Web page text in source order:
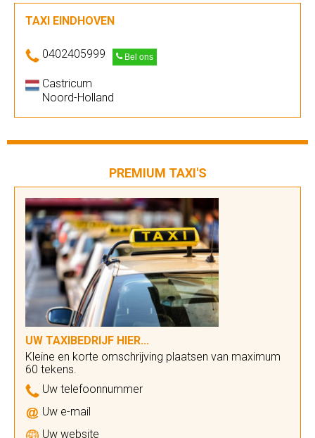
TAXI EINDHOVEN
0402405999 Bel ons
Castricum
Noord-Holland
PREMIUM TAXI'S
UW TAXIBEDRIJF HIER...
Kleine en korte omschrijving plaatsen van maximum
60 tekens.
Uw telefoonnummer
Uw e-mail
Uw website